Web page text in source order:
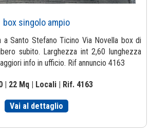
box singolo ampio
a Santo Stefano Ticino Via Novella box di
subito. Larghezza int 2,60 lunghezza
info in ufficio. Rif annuncio 4163
| 22 Mq | Locali | Rif. 4163
Vai al dettaglio